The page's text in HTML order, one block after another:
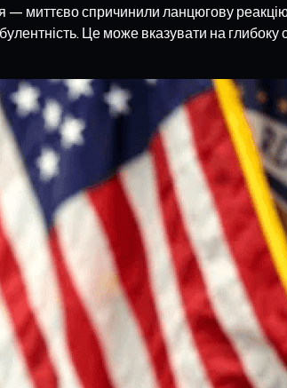
миттєво спричинили ланцюгову реакцію
Це може вказувати на глибоку